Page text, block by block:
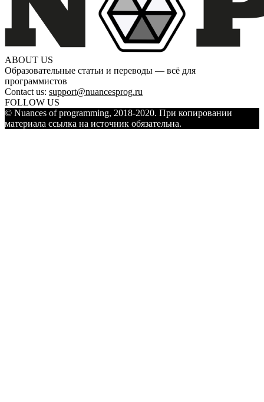
ABOUT US
Образовательные статьи и переводы — всё для
программистов
Contact us: support@nuancesprog.ru
FOLLOW US
© Nuances of programming, 2018-2020. При копировании
материала ссылка на источник обязательна.